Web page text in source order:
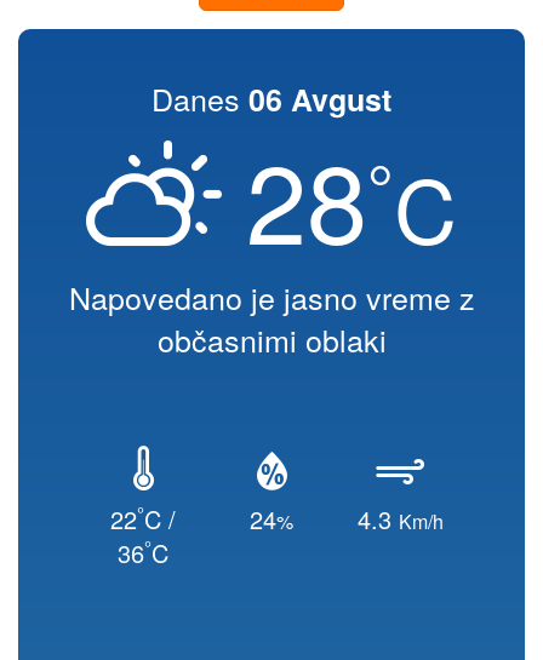
Danes 06 Avgust
28°C
Napovedano je jasno vreme z
občasnimi oblaki
22°C /
36°C
24% 4.3 Km/h